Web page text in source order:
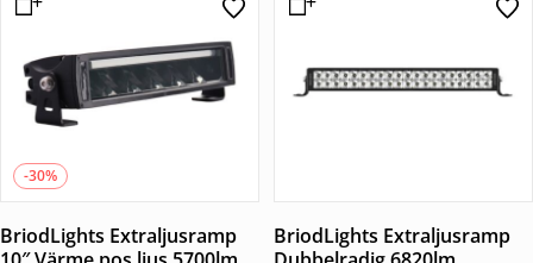
-30%
BriodLights Extraljusramp
BriodLights Extraljusramp